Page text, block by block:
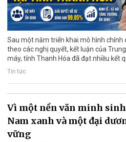
Sau một năm triển khai mô hình chính
theo các nghị quyết, kết luận của
máy, tỉnh Thanh Hóa đã đạt nhiều kết
Tin tức
Vì một nền văn minh
Nam xanh và một đại
vững